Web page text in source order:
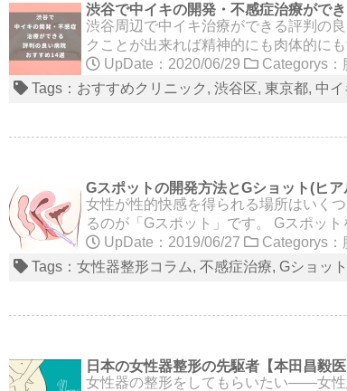
渋谷で中イキの開発・不感症治療がで
渋谷周辺で中イキ治療ができる評判の
クことが出来れば精神的にも肉体的に
UpDate：2020/06/29
Categorys：
Tags： おすすめクリニック 渋谷区 東京都 中イ
Gスポットの開発方法とGショット(ヒ
女性が性的快感を得られる場所はいく
るのが「Gスポット」です。 Gスポッ
UpDate：2019/06/27
Categorys：
Tags： 女性器整形コラム 不感症治療 Gショット
日本の女性器整形の先駆者【本田昌毅医
女性器の整形をしてもらいたい――女性